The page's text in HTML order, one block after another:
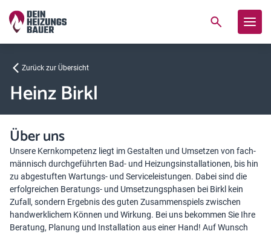
Zurück zur Übersicht
Heinz Birkl
Über uns
Unsere Kern­kompetenz liegt im Gestalten und Umsetzen von fach­
männisch durch­geführten Bad- und Heizungs­­instal­lationen, bis hin
zu abgestuften Wartungs- und Service­­leistungen. Dabei sind die
erfolg­reichen Beratungs- und Um­setzungs­­phasen bei Birkl kein
Zufall, sondern Ergebnis des guten Zusammen­­spiels zwischen
hand­werk­­lichem Können und Wirkung. Bei uns bekommen Sie Ihre
Beratung, Planung und Instal­lation aus einer Hand! Auf Wunsch